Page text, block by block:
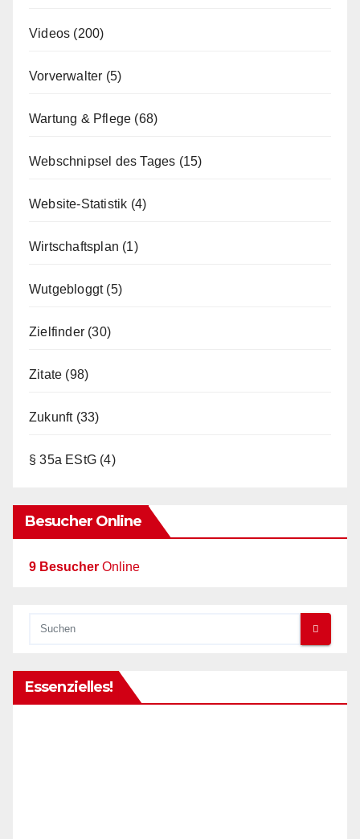
Videos (200)
Vorverwalter (5)
Wartung & Pflege (68)
Webschnipsel des Tages (15)
Website-Statistik (4)
Wirtschaftsplan (1)
Wutgebloggt(5)
Zielfinder (30)
Zitate (98)
Zukunft(33)
§ 35a EStG (4)
Besucher Online
9 Besucher Online
Essenzielles!